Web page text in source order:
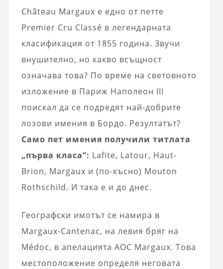
Château Margaux е едно от петте
Premier Cru Classé в легендарната
класификация от 1855 година. Звучи
внушително, но какво всъщност
означава това? По време на световното
изложение в Париж Наполеон III
поискал да се подредят най-добрите
лозови имения в Бордо. Резултатът?
Само пет имения получили титлата
„първа класа“: Lafite, Latour, Haut-
Brion, Margaux и (по-късно) Mouton
Rothschild. И така е и до днес.
Географски имотът се намира в
Margaux-Cantenac, на левия бряг на
Médoc, в апелацията AOC Margaux. Това
местоположение определя неговата